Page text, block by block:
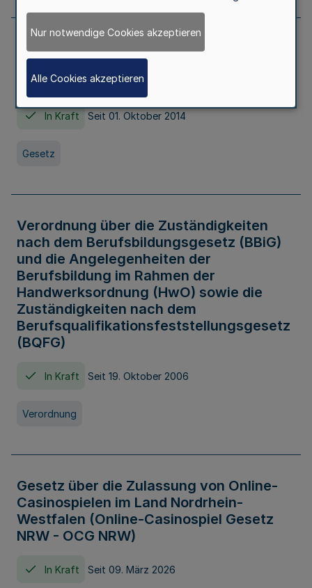
Gesetz über die Hochschulen des Landes
Nordrhein-Westfalen (Hochschulgesetz -
HG)
In Kraft Seit 01. Oktober 2014
Gesetz
Verordnung über die Zuständigkeiten
nach dem Berufsbildungsgesetz (BBiG)
und die Angelegenheiten der
Berufsbildung im Rahmen der
Handwerksordnung (HwO) sowie die
Zuständigkeiten nach dem
Berufsqualifikationsfeststellungsgesetz
(BQFG)
In Kraft Seit 19. Oktober 2006
Verordnung
Gesetz über die Zulassung von Online-
Casinospielen im Land Nordrhein-
Westfalen (Online-Casinospiel Gesetz
NRW - OCG NRW)
In Kraft Seit 09. März 2026
Nur notwendige Cookies akzeptieren
Alle Cookies akzeptieren